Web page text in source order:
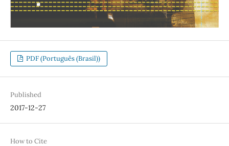
PDF (Português (Brasil))
Published
2017-12-27
How to Cite